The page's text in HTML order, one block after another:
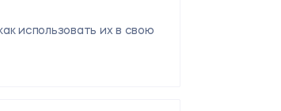
использовать их в свою